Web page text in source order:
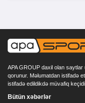
APA GROUP daxil olan saytlar
qorunur. Məlumatdan istifadə
istifadə edildikdə müvafiq
Bütün xəbərlər